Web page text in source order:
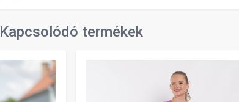
Kapcsolódó termékek